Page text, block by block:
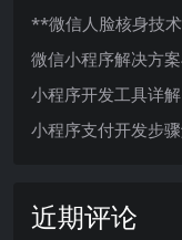
**微信人脸核身技
微信小程序解决方
小程序开发工具详
小程序支付开发步
近期评论